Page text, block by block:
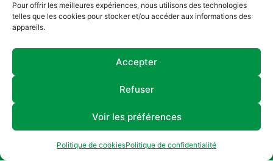
Pour offrir les meilleures expériences, nous utilisons des technologies
telles que les cookies pour stocker et/ou accéder aux informations des
appareils.
Accepter
Refuser
Voir les préférences
Politique de cookiesPolitique de confidentialité
Réalisations
07 61 56 16 51